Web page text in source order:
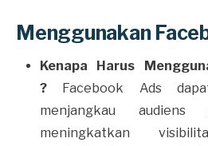
Menggunakan
Kenapa Harus
? Facebook Ads
menjangkau
meningkatkan